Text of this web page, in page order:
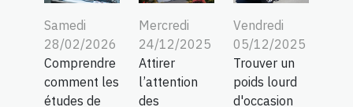
Samedi
28/02/2026
Comprendre
comment les
études de
Mercredi
24/12/2025
Attirer
l’attention
des
Vendredi
05/12/2025
Trouver un
poids lourd
d'occasion